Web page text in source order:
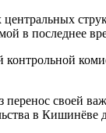
в последнее
своей
в Кишинёве